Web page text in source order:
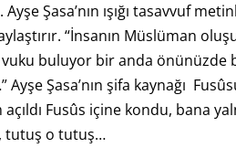
Şasa’nın ışığı tasavvuf
“İnsanın Müslüman
buluyor bir anda önünüzde
Ayşe Şasa’nın şifa kaynağı
Fusûs içine kondu, bana
tutuş o tutuş…